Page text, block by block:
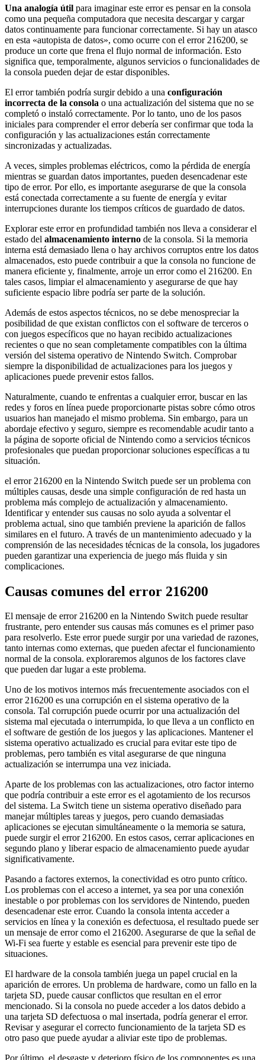
Una analogía útil para imaginar este error es pensar en la consola
como una pequeña computadora que necesita descargar y cargar
datos continuamente para funcionar correctamente. Si hay un atasco
en esta «autopista de datos», como ocurre con el error 216200, se
produce un corte que frena el flujo normal de información. Esto
significa que, temporalmente, algunos servicios o funcionalidades de
la consola pueden dejar de estar disponibles.
El error también podría surgir debido a una configuración
incorrecta de la consola o una actualización del sistema que no se
completó o instaló correctamente. Por lo tanto, uno de los pasos
iniciales para comprender el error debería ser confirmar que toda la
configuración y las actualizaciones están correctamente
sincronizadas y actualizadas.
A veces, simples problemas eléctricos, como la pérdida de energía
mientras se guardan datos importantes, pueden desencadenar este
tipo de error. Por ello, es importante asegurarse de que la consola
está conectada correctamente a su fuente de energía y evitar
interrupciones durante los tiempos críticos de guardado de datos.
Explorar este error en profundidad también nos lleva a considerar el
estado del almacenamiento interno de la consola. Si la memoria
interna está demasiado llena o hay archivos corruptos entre los datos
almacenados, esto puede contribuir a que la consola no funcione de
manera eficiente y, finalmente, arroje un error como el 216200. En
tales casos, limpiar el almacenamiento y asegurarse de que hay
suficiente espacio libre podría ser parte de la solución.
Además de estos aspectos técnicos, no se debe menospreciar la
posibilidad de que existan conflictos con el software de terceros o
con juegos específicos que no hayan recibido actualizaciones
recientes o que no sean completamente compatibles con la última
versión del sistema operativo de Nintendo Switch. Comprobar
siempre la disponibilidad de actualizaciones para los juegos y
aplicaciones puede prevenir estos fallos.
Naturalmente, cuando te enfrentas a cualquier error, buscar en las
redes y foros en línea puede proporcionarte pistas sobre cómo otros
usuarios han manejado el mismo problema. Sin embargo, para un
abordaje efectivo y seguro, siempre es recomendable acudir tanto a
la página de soporte oficial de Nintendo como a servicios técnicos
profesionales que puedan proporcionar soluciones específicas a tu
situación.
el error 216200 en la Nintendo Switch puede ser un problema con
múltiples causas, desde una simple configuración de red hasta un
problema más complejo de actualización y almacenamiento.
Identificar y entender sus causas no solo ayuda a solventar el
problema actual, sino que también previene la aparición de fallos
similares en el futuro. A través de un mantenimiento adecuado y la
comprensión de las necesidades técnicas de la consola, los jugadores
pueden garantizar una experiencia de juego más fluida y sin
complicaciones.
Causas comunes del error 216200
El mensaje de error 216200 en la Nintendo Switch puede resultar
frustrante, pero entender sus causas más comunes es el primer paso
para resolverlo. Este error puede surgir por una variedad de razones,
tanto internas como externas, que pueden afectar el funcionamiento
normal de la consola. exploraremos algunos de los factores clave
que pueden dar lugar a este problema.
Uno de los motivos internos más frecuentemente asociados con el
error 216200 es una corrupción en el sistema operativo de la
consola. Tal corrupción puede ocurrir por una actualización del
sistema mal ejecutada o interrumpida, lo que lleva a un conflicto en
el software de gestión de los juegos y las aplicaciones. Mantener el
sistema operativo actualizado es crucial para evitar este tipo de
problemas, pero también es vital asegurarse de que ninguna
actualización se interrumpa una vez iniciada.
Aparte de los problemas con las actualizaciones, otro factor interno
que podría contribuir a este error es el agotamiento de los recursos
del sistema. La Switch tiene un sistema operativo diseñado para
manejar múltiples tareas y juegos, pero cuando demasiadas
aplicaciones se ejecutan simultáneamente o la memoria se satura,
puede surgir el error 216200. En estos casos, cerrar aplicaciones en
segundo plano y liberar espacio de almacenamiento puede ayudar
significativamente.
Pasando a factores externos, la conectividad es otro punto crítico.
Los problemas con el acceso a internet, ya sea por una conexión
inestable o por problemas con los servidores de Nintendo, pueden
desencadenar este error. Cuando la consola intenta acceder a
servicios en línea y la conexión es defectuosa, el resultado puede ser
un mensaje de error como el 216200. Asegurarse de que la señal de
Wi-Fi sea fuerte y estable es esencial para prevenir este tipo de
situaciones.
El hardware de la consola también juega un papel crucial en la
aparición de errores. Un problema de hardware, como un fallo en la
tarjeta SD, puede causar conflictos que resultan en el error
mencionado. Si la consola no puede acceder a los datos debido a
una tarjeta SD defectuosa o mal insertada, podría generar el error.
Revisar y asegurar el correcto funcionamiento de la tarjeta SD es
otro paso que puede ayudar a aliviar este tipo de problemas.